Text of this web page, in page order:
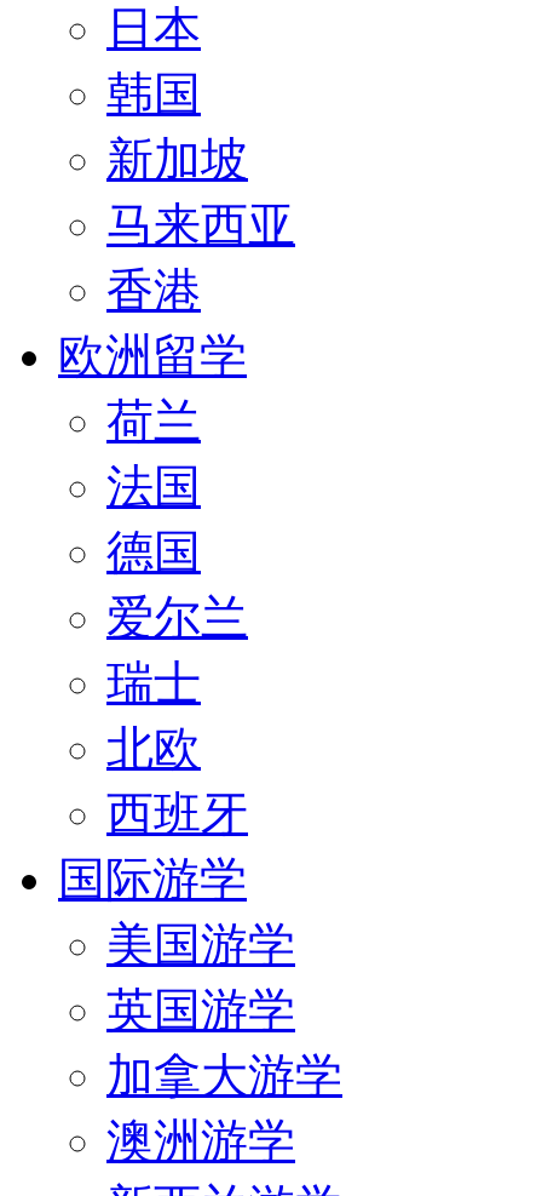
日本
韩国
新加坡
马来西亚
香港
欧洲留学
荷兰
法国
德国
爱尔兰
瑞士
北欧
西班牙
国际游学
美国游学
英国游学
加拿大游学
澳洲游学